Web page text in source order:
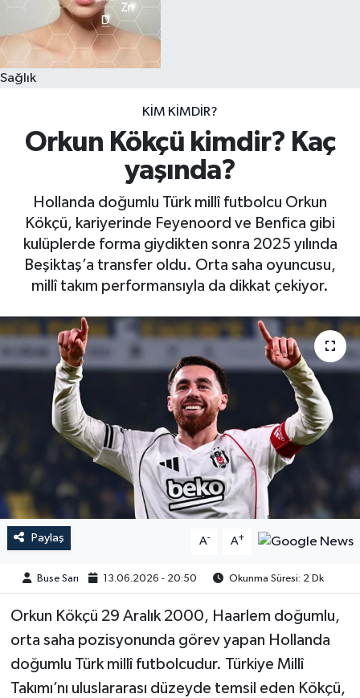
Sağlık
KIM KIMDIR?
Orkun Kökçü kimdir? Kaç
yaşında?
Hollanda doğumlu Türk millî futbolcu Orkun
Kökçü, kariyerinde Feyenoord ve Benfica gibi
kulüplerde forma giydikten sonra 2025 yılında
Beşiktaş’a transfer oldu. Orta saha oyuncusu,
millî takım performansıyla da dikkat çekiyor.
Paylaş A- A+
Buse Sarı 13.06.2026 - 20:50 Okunma Süresi: 2 Dk
Orkun Kökçü 29 Aralık 2000, Haarlem doğumlu,
orta saha pozisyonunda görev yapan Hollanda
doğumlu Türk millî futbolcudur. Türkiye Millî
Takımı’nı uluslararası düzeyde temsil eden Kökçü,